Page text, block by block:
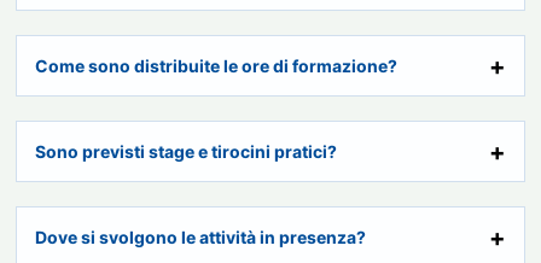
Come sono distribuite le ore di formazione?
Sono previsti stage e tirocini pratici?
Dove si svolgono le attività in presenza?